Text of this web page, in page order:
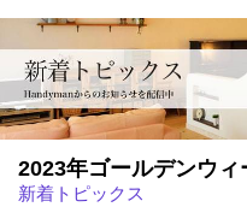
2023年ゴールデンウ
新着トピックス